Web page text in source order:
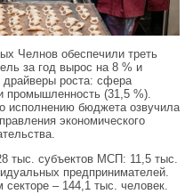
Челнов обеспечили треть
за год вырос на 8 % и
роста: сфера
промышленность (31,5 %).
исполнению бюджета озвучила
экономического
тыс. субъектов МСП: 11,5 тыс.
предпринимателей.
– 144,1 тыс. человек.